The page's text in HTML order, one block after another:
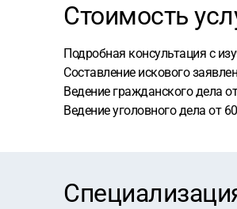
Стоимость
Подробная консультация с
Составление искового
Ведение гражданского дела
Ведение уголовного дела от